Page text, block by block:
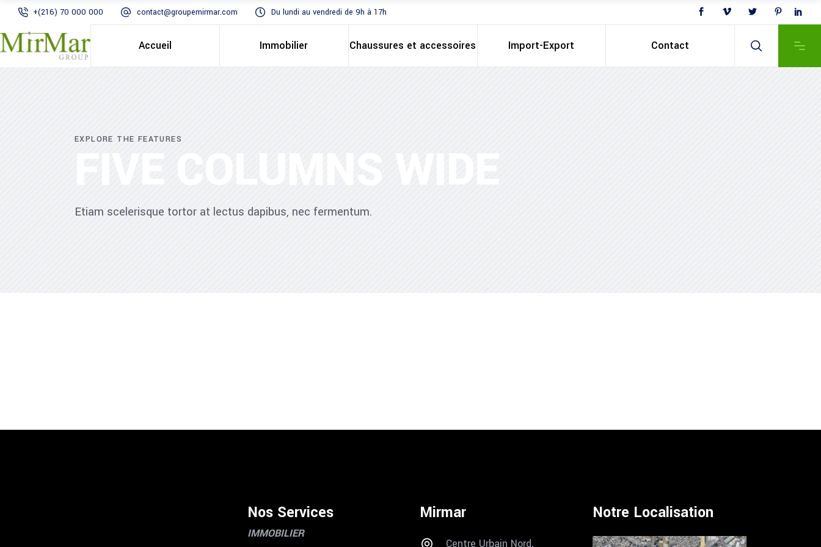
+(216) 70 000 000 contact@groupemirmar.com Du lundi au vendredi de 9h à 17h
Accueil Immobilier Chaussures et accessoires Import-Export Contact
EXPLORE THE FEATURES
FIVE COLUMNS WIDE
Etiam scelerisque tortor at lectus dapibus, nec fermentum.
Nos Services
IMMOBILIER
Mirmar
Centre Urbain Nord,
Notre Localisation